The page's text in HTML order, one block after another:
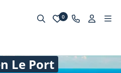
0
Le Port